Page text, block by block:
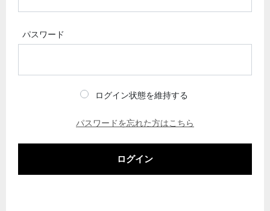
パスワード
ログイン状態を維持する
パスワードを忘れた方はこちら
ログイン